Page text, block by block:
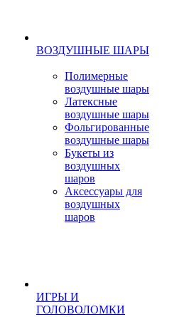
ВОЗДУШНЫЕ ШАРЫ
Полимерные
воздушные шары
Латексные
воздушные шары
Фольгированные
воздушные шары
Букеты из
воздушных
шаров
Аксессуары для
воздушных
шаров
ИГРЫ И
ГОЛОВОЛОМКИ